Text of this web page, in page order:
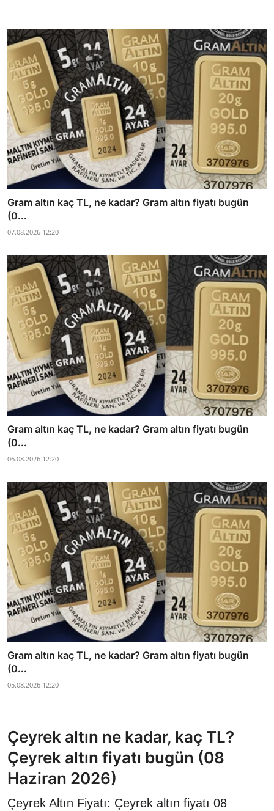
Gram altın kaç TL, ne kadar? Gram altın fiyatı bugün
(0...
07.08.2026 12:20
Gram altın kaç TL, ne kadar? Gram altın fiyatı bugün
(0...
06.08.2026 12:20
Gram altın kaç TL, ne kadar? Gram altın fiyatı bugün
(0...
05.08.2026 12:20
Çeyrek altın ne kadar, kaç TL?
Çeyrek altın fiyatı bugün (08
Haziran 2026)
Çeyrek Altın Fiyatı: Çeyrek altın fiyatı 08